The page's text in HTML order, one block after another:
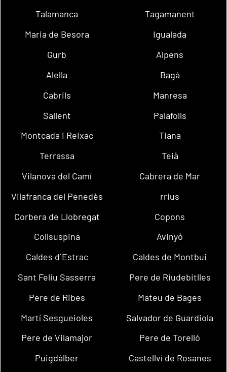
Talamanca
Tagamanent
Maria de Besora
Igualada
Gurb
Alpens
Alella
Bagà
Cabrils
Manresa
Sallent
Palafolls
Montcada i Reixac
Tiana
Terrassa
Teià
Vilanova del Camí
Cabrera de Mar
Vilafranca del Penedès
rrius
Corbera de Llobregat
Copons
Collsuspina
Avinyó
Caldes d´Estrac
Caldes de Montbui
Sant Feliu Sasserra
Pere de Riudebitlles
Pere de Ribes
Mateu de Bages
Martí Sesgueioles
Salvador de Guardiola
Pere de Vilamajor
Pere de Torelló
Puigdàlber
Castellví de Rosanes